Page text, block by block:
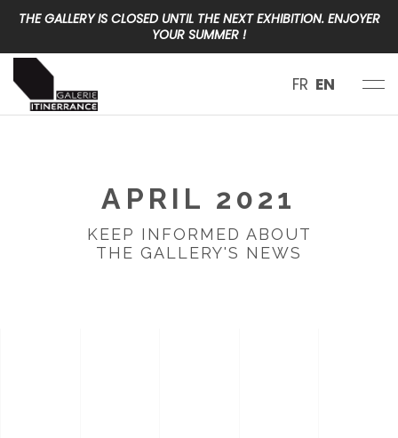
THE GALLERY IS CLOSED UNTIL THE NEXT EXHIBITION. ENJOYER
YOUR SUMMER !
FR EN
APRIL 2021
KEEP INFORMED ABOUT
THE GALLERY'S NEWS